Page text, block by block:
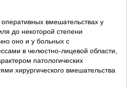
вмешательствах у
до некоторой степени
оно и у больных с
в челюстно-лицевой области,
патологических
хирургического вмешательства